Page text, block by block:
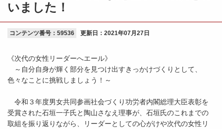
いました！
コンテンツ番号：59536 更新日： 2021年07月27日
《次代の女性リーダーへエール》
～自分自身が輝く部分を見つけ出すきっかけづくりとして、
色々なことに挑戦しましょう！～
令和３年度男女共同参画社会づくり功労者内閣総理大臣表彰を
受賞された石垣一子氏と陶山さなえ理事が、石垣氏のこれまでの
取組を振り返りながら、リーダーとしての心がけや次代の女性リ